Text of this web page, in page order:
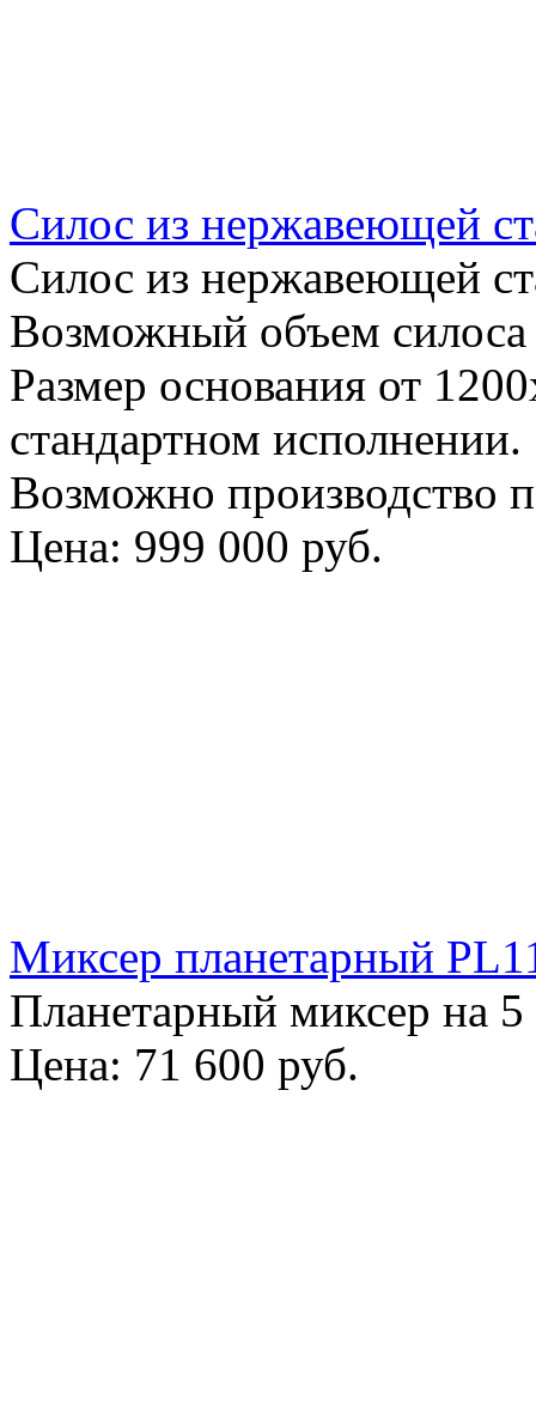
Силос из нержавеющей
Силос из нержавеющей
Возможный объем
Размер основания от
стандартном исполнении.
Возможно производство
Цена: 999 000 руб.
Миксер планетарный
Планетарный миксер на 5
Цена: 71 600 руб.